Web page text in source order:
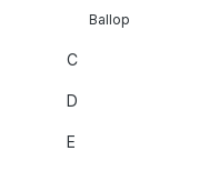
Ballop
C
D
E